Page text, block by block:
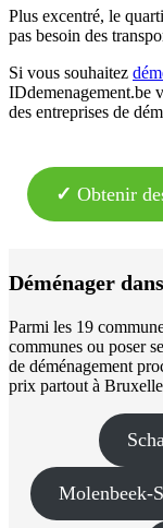
Plus excentré, le
pas besoin des
Si vous souhaitez
IDdemenagement.be
des entreprises de
✓ Obtenir
Déménager
Parmi les 19
communes ou poser
de déménagement
prix partout à
Molenbeek-